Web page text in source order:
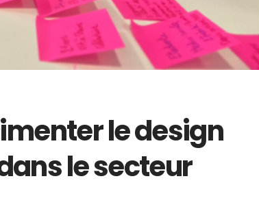
le design
le secteur